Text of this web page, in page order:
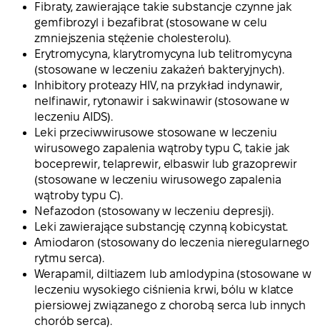
Fibraty, zawierające takie substancje czynne jak
gemfibrozyl i bezafibrat (stosowane w celu
zmniejszenia stężenie cholesterolu).
Erytromycyna, klarytromycyna lub telitromycyna
(stosowane w leczeniu zakażeń bakteryjnych).
Inhibitory proteazy HIV, na przykład indynawir,
nelfinawir, rytonawir i sakwinawir (stosowane w
leczeniu AIDS).
Leki przeciwwirusowe stosowane w leczeniu
wirusowego zapalenia wątroby typu C, takie jak
boceprewir, telaprewir, elbaswir lub grazoprewir
(stosowane w leczeniu wirusowego zapalenia
wątroby typu C).
Nefazodon (stosowany w leczeniu depresji).
Leki zawierające substancję czynną kobicystat.
Amiodaron (stosowany do leczenia nieregularnego
rytmu serca).
Werapamil, diltiazem lub amlodypina (stosowane w
leczeniu wysokiego ciśnienia krwi, bólu w klatce
piersiowej związanego z chorobą serca lub innych
chorób serca).